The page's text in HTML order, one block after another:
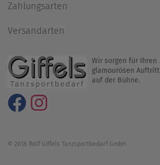
Rückrufservice
Umtausch/Rücksendung
Zahlungsarten
Versandarten
Wir sorgen für Ihren
glamourösen Auftritt
auf der Bühne.
© 2018 Rolf Giffels Tanzsportbedarf GmbH